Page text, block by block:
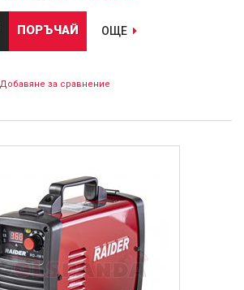
ПОРЪЧАЙ ОЩЕ
Добавяне за сравнение